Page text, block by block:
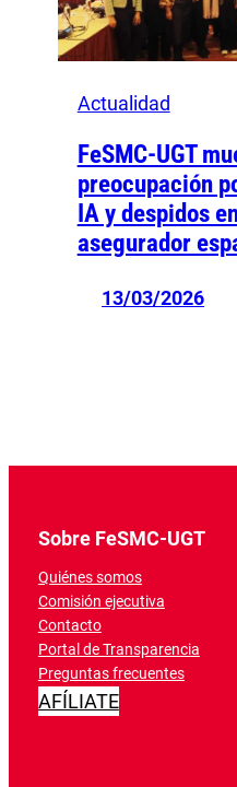
Actualidad
FeSMC-UGT
preocupación
IA y despidos
asegurador
13/03/2026
Sobre FeSMC-UGT
Quiénes somos
Comisión ejecutiva
Contacto
Portal de Transparencia
Preguntas frecuentes
AFÍLIATE